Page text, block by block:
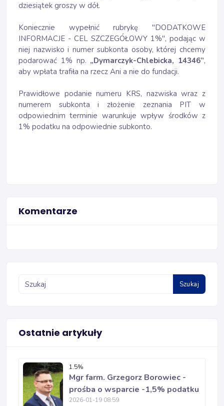
dziesiątek groszy w dół.
Koniecznie wypełnić rubrykę "DODATKOWE
INFORMACJE - CEL SZCZEGÓŁOWY 1%", podając w
niej nazwisko i numer subkonta osoby, której chcemy
podarować 1% np. „Dymarczyk-Chlebicka, 14346”,
aby wpłata trafiła na rzecz Ani a nie do fundacji.
Prawidłowe podanie numeru KRS, nazwiska wraz z
numerem subkonta i złożenie zeznania PIT w
odpowiednim terminie warunkuje wpływ środków z
1% podatku na odpowiednie subkonto.
Komentarze
Szukaj
Ostatnie artykuły
1.5%
Mgr farm. Grzegorz Borowiec -
prośba o wsparcie -1,5% podatku
2026-01-19 08:59